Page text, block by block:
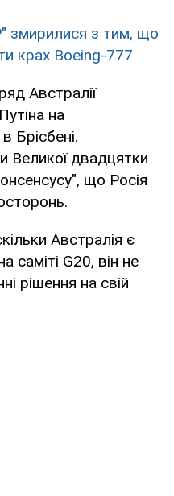
змирилися з тим, що
крах Boeing-777
Австралії
на
Брісбені.
Великої двадцятки
що Росія
Австралія є
G20, він не
рішення на свій